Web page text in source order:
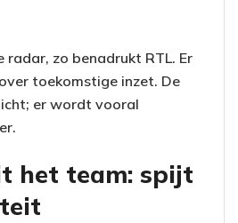
radar, zo benadrukt RTL. Er
toekomstige inzet. De
er wordt vooral
het team: spijt